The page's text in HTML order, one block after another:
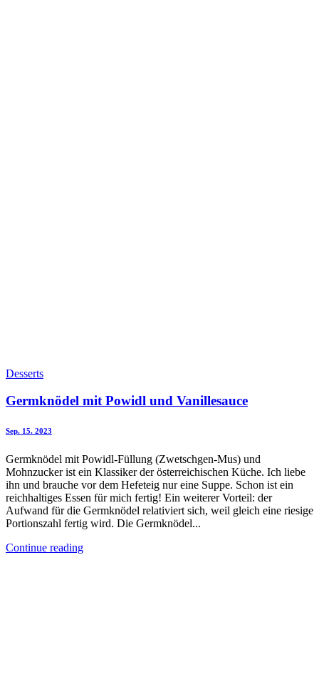
Desserts
Germknödel mit Powidl und Vanillesauce
Sep. 15. 2023
Germknödel mit Powidl-Füllung (Zwetschgen-Mus) und
Mohnzucker ist ein Klassiker der österreichischen Küche. Ich liebe
ihn und brauche vor dem Hefeteig nur eine Suppe. Schon ist ein
reichhaltiges Essen für mich fertig! Ein weiterer Vorteil: der
Aufwand für die Germknödel relativiert sich, weil gleich eine riesige
Portionszahl fertig wird. Die Germknödel...
Continue reading